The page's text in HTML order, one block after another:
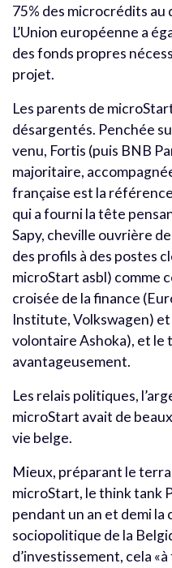
75% des microcrédits
L’Union européenne a
des fonds propres
projet.
Les parents de
désargentés. Penchée
venu, Fortis (puis BNB
majoritaire,
française est la
qui a fourni la tête
Sapy, cheville ouvrière
des profils à des postes
microStart asbl) comme
croisée de la finance
Institute, Volkswagen)
volontaire Ashoka), et le
avantageusement.
Les relais politiques,
microStart avait de
vie belge.
Mieux, préparant le
microStart, le think tank
pendant un an et demi la
sociopolitique de la
d’investissement, cela